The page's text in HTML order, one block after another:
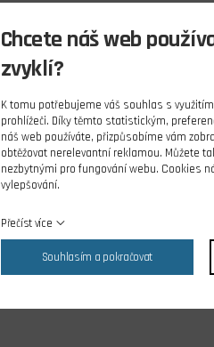
Chcete náš web
zvyklí?
K tomu potřebujeme váš souhlas s využitím
prohlížeči. Díky těmto statistickým,
náš web používáte, přizpůsobíme vám
obtěžovat nerelevantní reklamou. Můžete
nezbytnými pro fungování webu. Cookies
vylepšování.
Přečíst více
Souhlasím a pokračovat